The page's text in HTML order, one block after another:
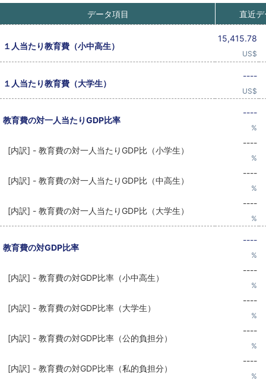
データ項目 直近デ
１人当たり教育費（小中高生）
15,415.78
US$
１人当たり教育費（大学生）
----
US$
教育費の対一人当たりGDP比率
----
%
[内訳] - 教育費の対一人当たりGDP比（小学生）
----
%
[内訳] - 教育費の対一人当たりGDP比（中高生）
----
%
[内訳] - 教育費の対一人当たりGDP比（大学生）
----
%
教育費の対GDP比率
----
%
[内訳] - 教育費の対GDP比率（小中高生）
----
%
[内訳] - 教育費の対GDP比率（大学生）
----
%
[内訳] - 教育費の対GDP比率（公的負担分）
----
%
[内訳] - 教育費の対GDP比率（私的負担分）
----
%